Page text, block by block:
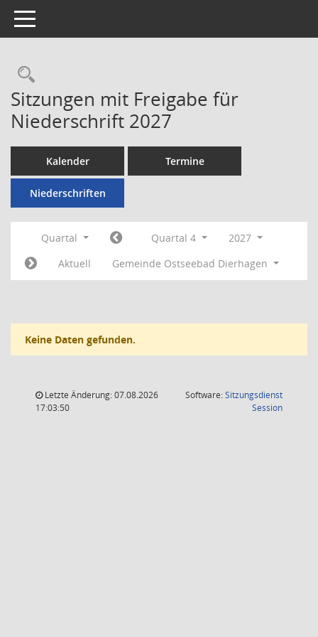
Toggle navigation
Rechercheauswahl
Sitzungen mit Freigabe für
Niederschrift 2027
Kalender Termine
Niederschriften
Quartal Quartal 4
2027
Aktuell
Gemeinde Ostseebad Dierhagen
Keine Daten gefunden.
Letzte Änderung: 07.08.2026
17:03:50
Software:Sitzungsdienst
Session(Wird in